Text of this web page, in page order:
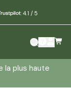
: 4.1 / 5
la plus haute